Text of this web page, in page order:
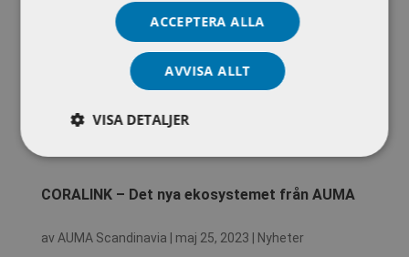
CORALINK – Det nya ekosystemet från AUMA
av AUMA Scandinavia maj 25, 2023 Nyheter
ACCEPTERA ALLA
AVVISA ALLT
VISA DETALJER